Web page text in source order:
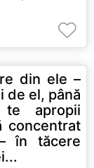
din ele –
de el, până
apropii
concentrat
în tăcere